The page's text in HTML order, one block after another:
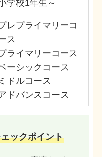
学校1年生～
レプライマリーコ
ス
ライマリーコース
ーシックコース
ミドルコース
ドバンスコース
ックポイント